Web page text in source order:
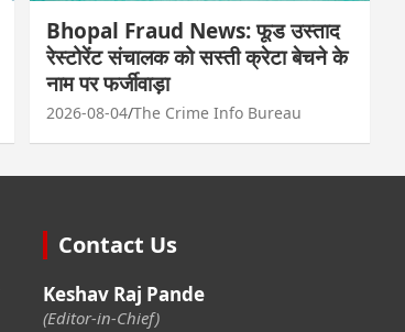
Bhopal Fraud News: फूड उस्ताद
रेस्टोरेंट संचालक को सस्ती क्रेटा बेचने के
नाम पर फर्जीवाड़ा
2026-08-04 The Crime Info Bureau
Contact Us
Keshav Raj Pande
(Editor-in-Chief)